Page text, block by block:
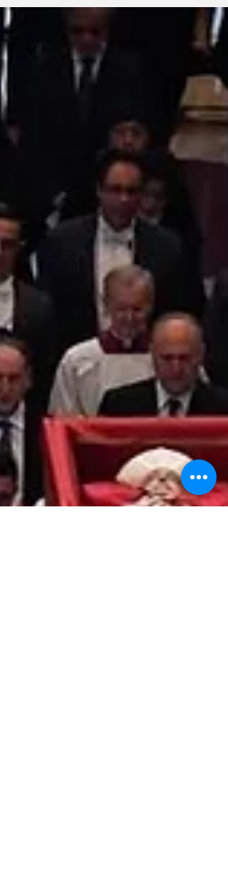
imborrable en la catequesis y en la vida de
Iglesia. Ahora, mientras 135 cardenales se
preparan para el cónclave —que se
entre el 6 y el 11 de mayo en la Capilla
volvamos la mirada a su legado y al
significado de este importante